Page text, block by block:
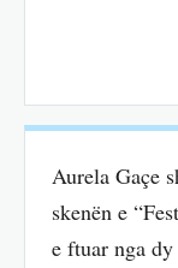
Aurela Gaçe
skenën e
e ftuar nga